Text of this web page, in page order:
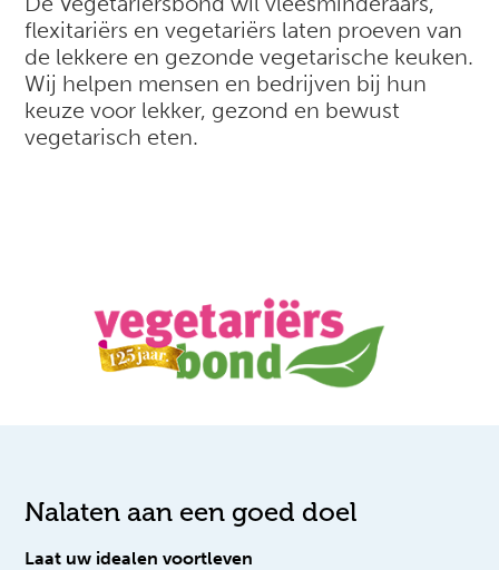
Goede doelen
flexitariërs en vegetariërs laten proeven van
de lekkere en gezonde vegetarische keuken.
Wij helpen mensen en bedrijven bij hun
keuze voor lekker, gezond en bewust
vegetarisch eten.
Nalaten aan een goed doel
Laat uw idealen voortleven